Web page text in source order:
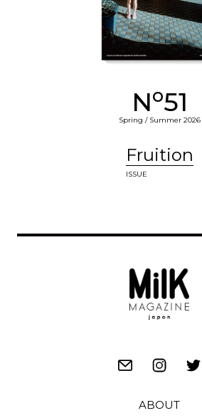
No51
Spring / Summer 2026
Fruition
ISSUE
ABOUT